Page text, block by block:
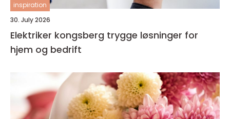
inspiration
30. July 2026
Elektriker kongsberg trygge løsninger for
hjem og bedrift